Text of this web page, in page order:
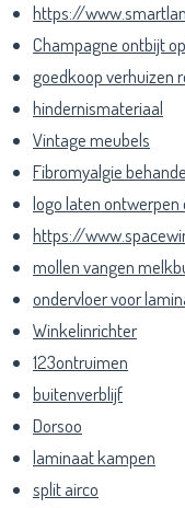
https://
Champagne ontbijt
goedkoop verhuizen
hindernismateriaal
Vintage meubels
Fibromyalgie
logo laten ontwerpen
https://
mollen vangen
ondervloer voor
Winkelinrichter
123ontruimen
buitenverblijf
Dorsoo
laminaat kampen
split airco